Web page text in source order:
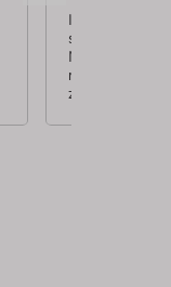
r
r
e
Ik zocht al
sandalette
Maar liever
m'n enkels
zitten als